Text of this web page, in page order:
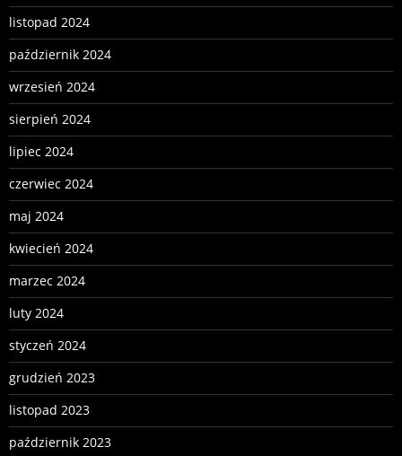
listopad 2024
październik 2024
wrzesień 2024
sierpień 2024
lipiec 2024
czerwiec 2024
maj 2024
kwiecień 2024
marzec 2024
luty 2024
styczeń 2024
grudzień 2023
listopad 2023
październik 2023